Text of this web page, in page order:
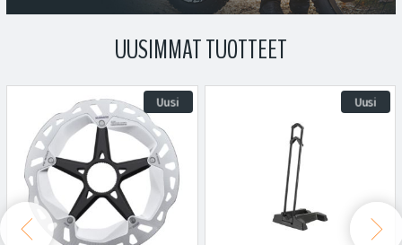
UUSIMMAT TUOTTEET
Uusi Uusi
 